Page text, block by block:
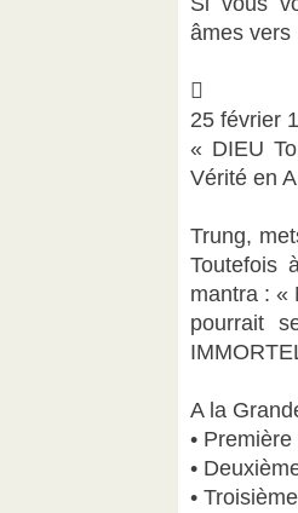
âmes vers

25 février
« DIEU
Vérité en
Trung,
Toutefois
mantra : «
pourrait
A la
•
•
•